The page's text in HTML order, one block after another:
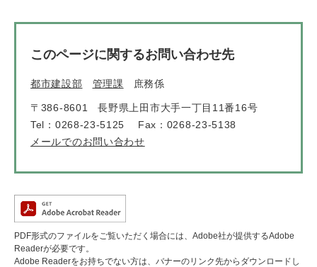
このページに関するお問い合わせ先
都市建設部 管理課 庶務係
〒386-8601
長野県上田市大手一丁目11番16号
Tel：0268-23-5125
Fax：0268-23-5138
メールでのお問い合わせ
PDF形式のファイルをご覧いただく場合には、Adobe社が提供するAdobe
Readerが必要です。
Adobe Readerをお持ちでない方は、バナーのリンク先からダウンロードし